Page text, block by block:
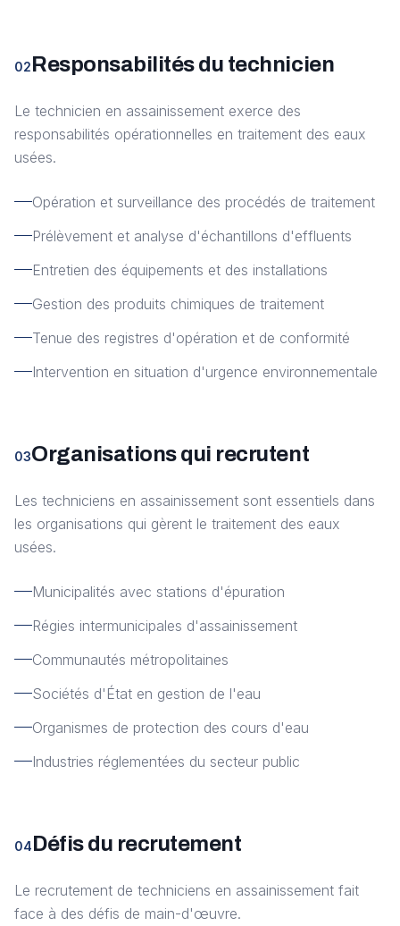
02Responsabilités du technicien
Le technicien en assainissement exerce des
responsabilités opérationnelles en traitement des eaux
usées.
Opération et surveillance des procédés de traitement
Prélèvement et analyse d'échantillons d'effluents
Entretien des équipements et des installations
Gestion des produits chimiques de traitement
Tenue des registres d'opération et de conformité
Intervention en situation d'urgence environnementale
03Organisations qui recrutent
Les techniciens en assainissement sont essentiels dans
les organisations qui gèrent le traitement des eaux
usées.
Municipalités avec stations d'épuration
Régies intermunicipales d'assainissement
Communautés métropolitaines
Sociétés d'État en gestion de l'eau
Organismes de protection des cours d'eau
Industries réglementées du secteur public
04Défis du recrutement
Le recrutement de techniciens en assainissement fait
face à des défis de main-d'œuvre.